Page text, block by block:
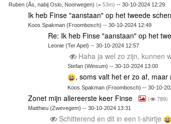
Ruben (Ås, nabij Oslo, Noorwegen) ( 53m) -- 30-10-2024 12:29
Ik heb Finse "aanstaan" op het tweede
Koos Spakman (Froombosch) -- 30-10-2024 12:49
Re: Ik heb Finse "aanstaan" op het
Leonie (Ter Apel) -- 30-10-2024 12:57
Haha ja wel zo zijn, kunnen
Stefan (Winsum) -- 30-10-2024 13:00
, soms valt het er zo af,
Koos Spakman (Froombosch) -- 30-10-
Zonet mijn allereerste keer Finse ( 789)
Matthieu (Zwevegem) -- 30-10-2024 13:31
Schitterend en dit in een t-shirtje